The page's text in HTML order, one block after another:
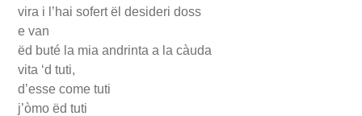
vira i l’hai sofert ël desideri doss
e van
ëd buté la mia andrinta a la càuda
vita ‘d tuti,
d’esse come tuti
j’òmo ëd tuti